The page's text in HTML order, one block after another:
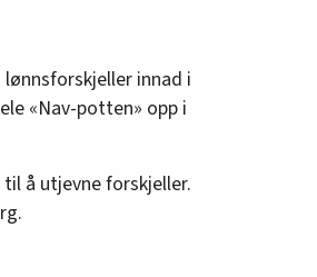
innad i
«Nav-potten» opp i
å utjevne forskjeller.